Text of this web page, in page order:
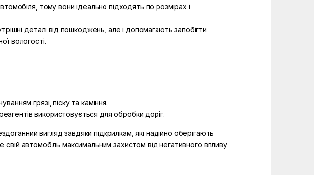
тому вони ідеально підходять по розмірах і
деталі від пошкоджень, але і допомагають запобігти
вологості.
грязі, піску та каміння.
використовується для обробки доріг.
вигляд завдяки підкрилкам, які надійно оберігають
свій автомобіль максимальним захистом від негативного впливу